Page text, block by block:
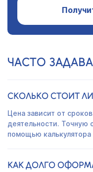
ЧАСТО
СКОЛЬКО СТОИТ
Цена зависит от
деятельности. Точную
помощью калькулятора
КАК ДОЛГО